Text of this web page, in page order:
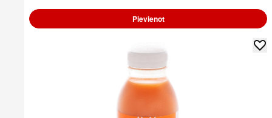
Pievienot